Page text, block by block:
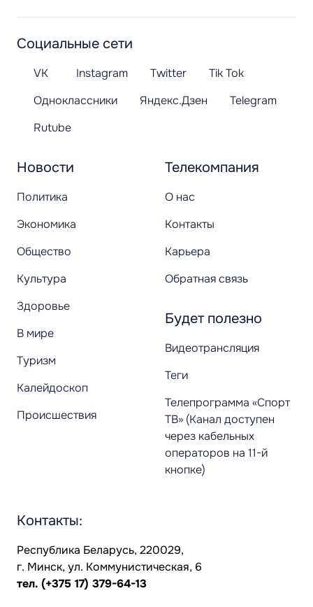
Новости
Политика
Экономика
Общество
Культура
Здоровье
В мире
Туризм
Калейдоскоп
Происшествия
Телекомпания
О нас
Контакты
Карьера
Обратная связь
Будет полезно
Видеотрансляция
Теги
Телепрограмма «Спорт
ТВ» (Канал доступен
через кабельных
операторов на 11-й
кнопке)
Социальные сети
VK Instagram Twitter
Tik Tok
Одноклассники
Яндекс.Дзен
Telegram
Rutube
Контакты:
Республика Беларусь, 220029,
г. Минск, ул. Коммунистическая, 6
тел. (+375 17) 379-64-13